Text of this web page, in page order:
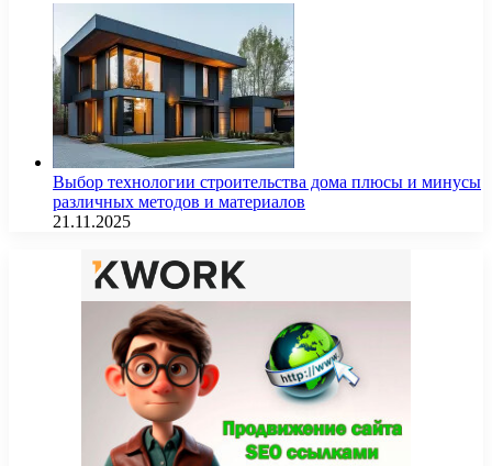
Выбор технологии строительства дома плюсы и минусы
различных методов и материалов
21.11.2025